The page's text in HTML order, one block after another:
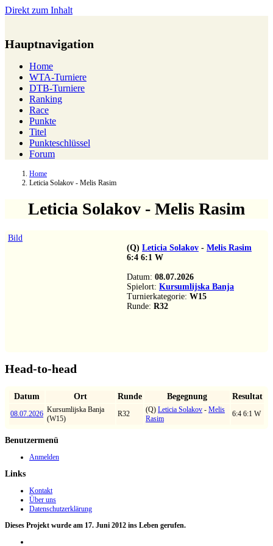
Direkt zum Inhalt
Hauptnavigation
Home
WTA-Turniere
DTB-Turniere
Ranking
Race
Punkte
Titel
Punkteschlüssel
Forum
Home
Leticia Solakov - Melis Rasim
Leticia Solakov - Melis Rasim
Bild
(Q) Leticia Solakov - Melis Rasim
6:4 6:1 W
Datum: 08.07.2026
Spielort: Kursumlijska Banja
Turnierkategorie: W15
Runde: R32
Head-to-head
Datum Ort Runde Begegnung Resultat
08.07.2026 Kursumlijska Banja
(W15)
R32 (Q) Leticia Solakov - Melis
Rasim
6:4 6:1 W
Benutzermenü
Anmelden
Links
Kontakt
Über uns
Datenschutzerklärung
Dieses Projekt wurde am 17. Juni 2012 ins Leben gerufen.